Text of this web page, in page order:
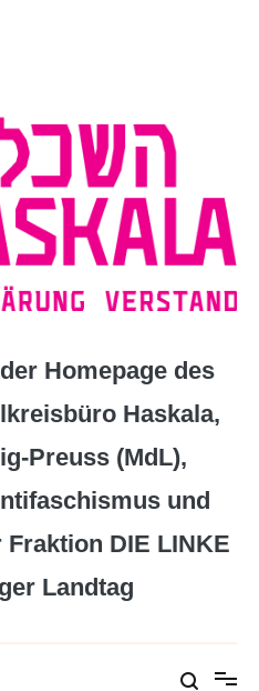
Homepage des
Haskala,
Preuss (MdL),
und
DIE LINKE
Landtag